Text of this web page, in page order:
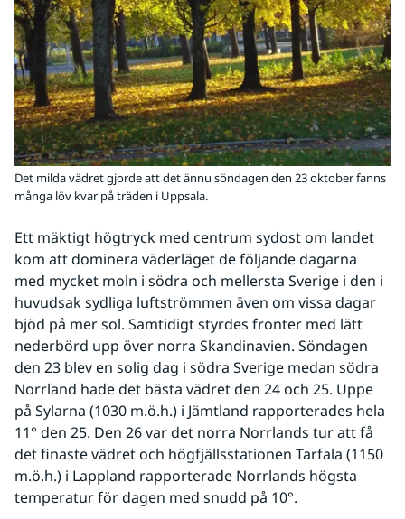
Det milda vädret gjorde att det ännu söndagen den 23 oktober fanns
många löv kvar på träden i Uppsala.
Ett mäktigt högtryck med centrum sydost om landet
kom att dominera väderläget de följande dagarna
med mycket moln i södra och mellersta Sverige i den i
huvudsak sydliga luftströmmen även om vissa dagar
bjöd på mer sol. Samtidigt styrdes fronter med lätt
nederbörd upp över norra Skandinavien. Söndagen
den 23 blev en solig dag i södra Sverige medan södra
Norrland hade det bästa vädret den 24 och 25. Uppe
på Sylarna (1030 m.ö.h.) i Jämtland rapporterades hela
11° den 25. Den 26 var det norra Norrlands tur att få
det finaste vädret och högfjällsstationen Tarfala (1150
m.ö.h.) i Lappland rapporterade Norrlands högsta
temperatur för dagen med snudd på 10°.